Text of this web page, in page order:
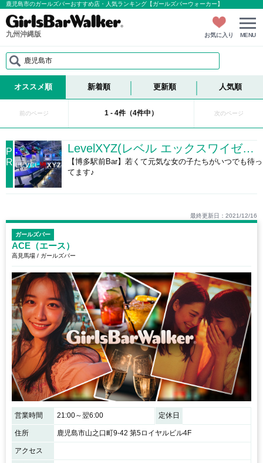
鹿児島市のガールズバーおすすめ店・人気ランキング【ガールズバーウォーカー】
九州沖縄版 お気に入り MENU
鹿児島市
オススメ順 新着順 更新順 人気順
前のページ 1 - 4件（4件中） 次のページ
P
R
LevelXYZ(レベル エックスワイゼット)
【博多駅前Bar】若くて元気な女の子たちがいつでも待っ
てます♪
最終更新日：2021/12/16
ガールズバー
ACE（エース）
高見馬場 / ガールズバー
営業時間 21:00～翌6:00 定休日
住所 鹿児島市山之口町9-42 第5ロイヤルビル4F
アクセス